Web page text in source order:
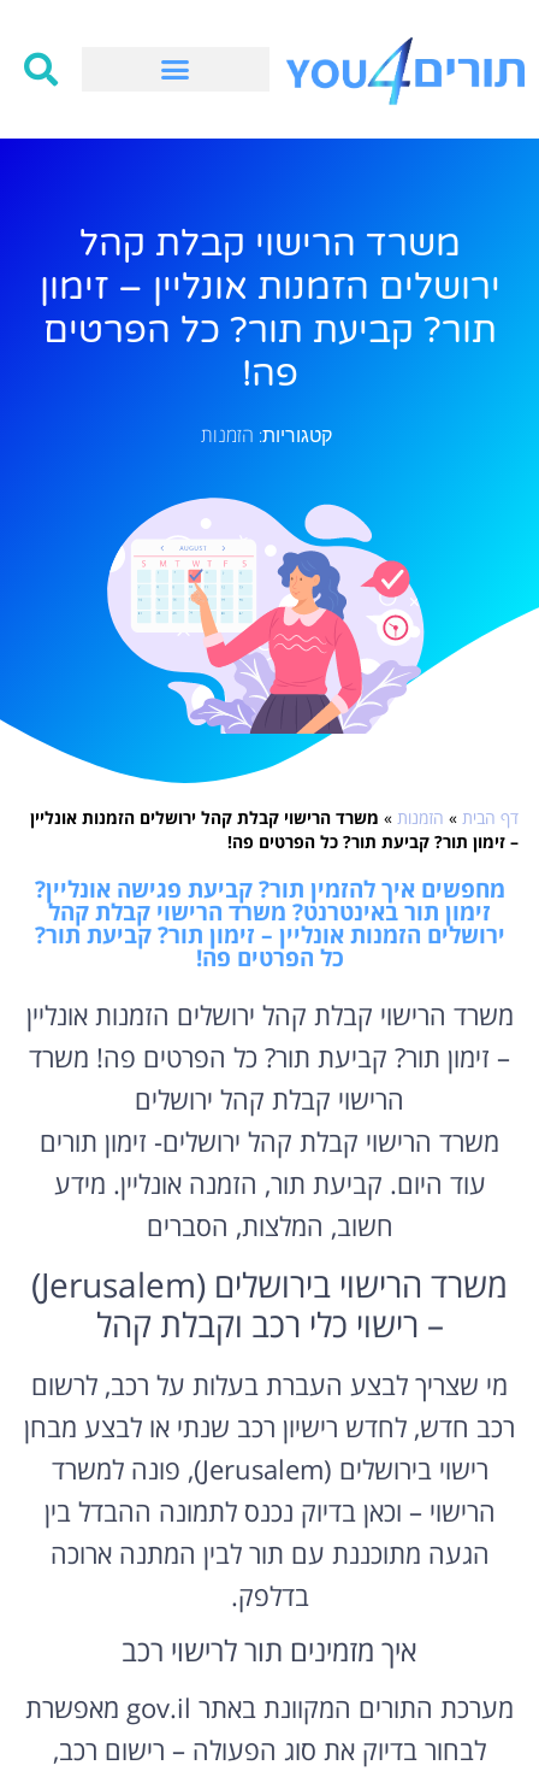
משרד הרישוי קבלת קהל
ירושלים הזמנות אונליין – זימון
תור? קביעת תור? כל הפרטים
פה!
קטגוריות: הזמנות
דף הבית » הזמנות » משרד הרישוי קבלת קהל ירושלים הזמנות אונליין
– זימון תור? קביעת תור? כל הפרטים פה!
מחפשים איך להזמין תור? קביעת פגישה אונליין?
זימון תור באינטרנט? משרד הרישוי קבלת קהל
ירושלים הזמנות אונליין – זימון תור? קביעת תור?
כל הפרטים פה!
משרד הרישוי קבלת קהל ירושלים הזמנות אונליין
– זימון תור? קביעת תור? כל הפרטים פה! משרד
הרישוי קבלת קהל ירושלים
משרד הרישוי קבלת קהל ירושלים- זימון תורים
עוד היום. קביעת תור, הזמנה אונליין. מידע
חשוב, המלצות, הסברים
משרד הרישוי בירושלים (Jerusalem)
– רישוי כלי רכב וקבלת קהל
מי שצריך לבצע העברת בעלות על רכב, לרשום
רכב חדש, לחדש רישיון רכב שנתי או לבצע מבחן
רישוי בירושלים (Jerusalem), פונה למשרד
הרישוי – וכאן בדיוק נכנס לתמונה ההבדל בין
הגעה מתוכננת עם תור לבין המתנה ארוכה
בדלפק.
איך מזמינים תור לרישוי רכב
מערכת התורים המקוונת באתר gov.il מאפשרת
לבחור בדיוק את סוג הפעולה – רישום רכב,